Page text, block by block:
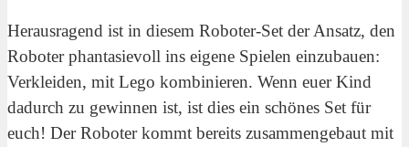
Herausragend ist in diesem Roboter-Set der Ansatz, den
Roboter phantasievoll ins eigene Spielen einzubauen:
Verkleiden, mit Lego kombinieren. Wenn euer Kind
dadurch zu gewinnen ist, ist dies ein schönes Set für
euch! Der Roboter kommt bereits zusammengebaut mit